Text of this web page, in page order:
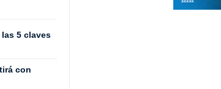
5 claves
con